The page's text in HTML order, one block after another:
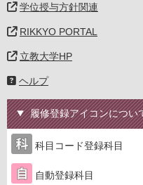
学位授与方針関連
RIKKYO PORTAL
立教大学HP
ヘルプ
履修登録アイコンについ
科目コード登録科目
自動登録科目